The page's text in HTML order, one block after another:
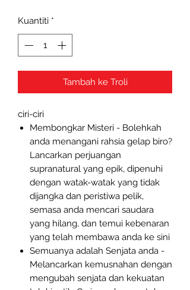
Kuantiti *
Tambah ke Troli
ciri-ciri
Membongkar Misteri - Bolehkah
anda menangani rahsia gelap biro?
Lancarkan perjuangan
supranatural yang epik, dipenuhi
dengan watak-watak yang tidak
dijangka dan peristiwa pelik,
semasa anda mencari saudara
yang hilang, dan temui kebenaran
yang telah membawa anda ke sini
Semuanya adalah Senjata anda -
Melancarkan kemusnahan dengan
mengubah senjata dan kekuatan